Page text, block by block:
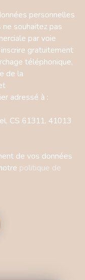
personnelles
souhaitez pas
par voie
gratuitement
téléphonique,
de la
adressé à :
CS 61311, 41013
de vos données
politique de